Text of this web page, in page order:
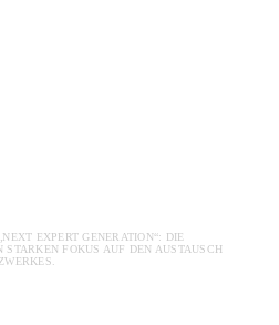
EXPERT GENERATION“: DIE
STARKEN FOKUS AUF DEN AUSTAUSCH